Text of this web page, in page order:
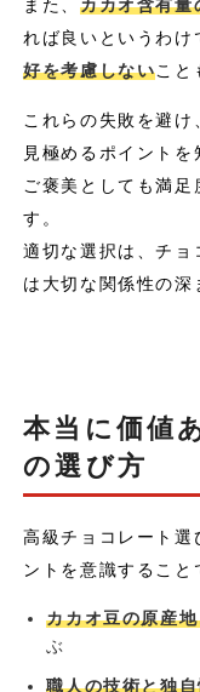
また、 カカオ含有量
れば良いというわけ
好を考慮しないこと
これらの失敗を避け
見極めるポイント
ご褒美としても満足
す。
適切な選択は、チョ
は大切な関係性の深
本当に価値
の選び方
高級チョコレート選
ントを意識すること
カカオ豆の原産
ぶ
職人の技術と独